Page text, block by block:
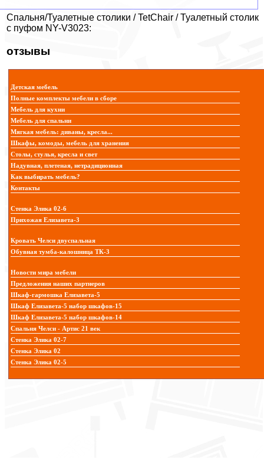
Спальня/Туалетные столики / TetChair / Туалетный столик
с пуфом NY-V3023:
отзывы
Детская мебель
Полные комплекты мебели в сборе
Мебель для кухни
Мебель для спальни
Мягкая мебель: диваны, кресла...
Шкафы, комоды, мебель для хранения
Столы, стулья, кресла и свет
Надувная, плетеная, нетрадиционная
Как выбирать мебель?
Контакты
Стенка Элика 02-6
Прихожая Елизавета-3
Кровать Челси двуспальная
Обувная тумба-калошница ТК-3
Новости мира мебели
Предложения наших партнеров
Шкаф-гармошка Елизавета-5
Шкаф Елизавета-5 набор шкафов-15
Шкаф Елизавета-5 набор шкафов-14
Спальня Челси - Артис 21 век
Стенка Элика 02-7
Стенка Элика 02
Стенка Элика 02-5